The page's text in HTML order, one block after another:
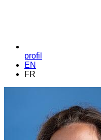
profil
EN
FR